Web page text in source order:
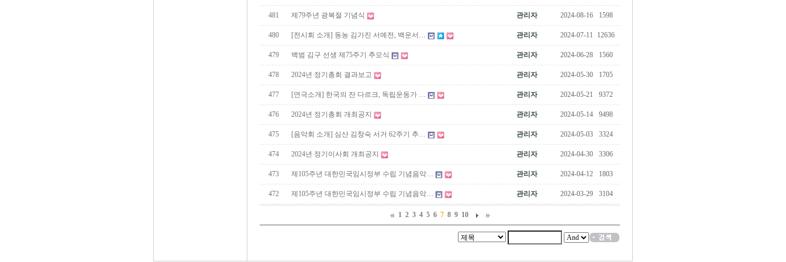
481 제79주년 광복절 기념식 관리자 2024-08-16 1598
480 [전시회 소개] 동농 김가진 서예전, 백운서… 관리자 2024-07-11 12636
479 백범 김구 선생 제75주기 추모식 관리자 2024-06-28 1560
478 2024년 정기총회 결과보고 관리자 2024-05-30 1705
477 [연극소개] 한국의 잔 다르크, 독립운동가 … 관리자 2024-05-21 9372
476 2024년 정기총회 개최공지 관리자 2024-05-14 9498
475 [음악회 소개] 심산 김창숙 서거 62주기 추… 관리자 2024-05-03 3324
474 2024년 정기이사회 개최공지 관리자 2024-04-30 3306
473 제105주년 대한민국임시정부 수립 기념음악… 관리자 2024-04-12 1803
472 제105주년 대한민국임시정부 수립 기념음악… 관리자 2024-03-29 3104
1 2 3 4 5 6 7 8 9 10